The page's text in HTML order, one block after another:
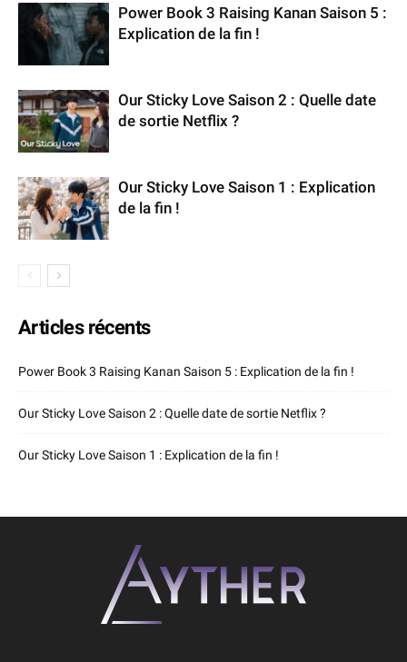
Power Book 3 Raising Kanan Saison 5 :
Explication de la fin !
Our Sticky Love Saison 2 : Quelle date
de sortie Netflix ?
Our Sticky Love Saison 1 : Explication
de la fin !
Articles récents
Power Book 3 Raising Kanan Saison 5 : Explication de la fin !
Our Sticky Love Saison 2 : Quelle date de sortie Netflix ?
Our Sticky Love Saison 1 : Explication de la fin !